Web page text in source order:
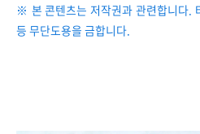
※ 본 콘텐츠는 저작권과 관련합니다.
등 무단도용을 금합니다.